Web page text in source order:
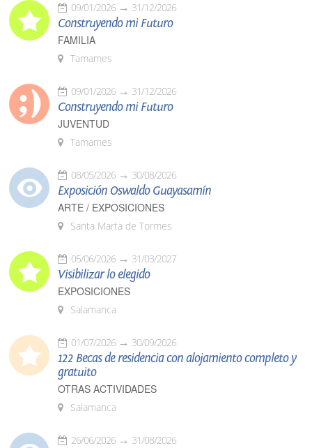
09/01/2026 31/12/2026
Construyendo mi Futuro
FAMILIA
Tamames
09/01/2026 31/12/2026
Construyendo mi Futuro
JUVENTUD
Tamames
08/05/2026 30/08/2026
Exposición Oswaldo Guayasamín
ARTE / EXPOSICIONES
Santa Marta de Tormes
05/06/2026 31/03/2027
Visibilizar lo elegido
EXPOSICIONES
Salamanca
01/07/2026 30/09/2026
122 Becas de residencia con alojamiento completo y
gratuito
OTRAS ACTIVIDADES
Salamanca
26/06/2026 31/08/2026